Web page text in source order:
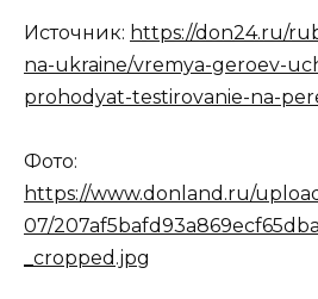
Источник: https://don24.ru/
na-ukraine/vremya-geroev-
prohodyat-testirovanie-na-
Фото:
https://www.donland.ru/
07/
_cropped.jpg